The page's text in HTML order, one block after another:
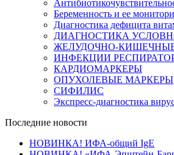
Беременность и ее
Диагностика дефицита
ДИАГНОСТИКА
ЖЕЛУДОЧНО-
ИНФЕКЦИИ
КАРДИОМАРКЕРЫ
ОПУХОЛЕВЫЕ МАРКЕРЫ
СИФИЛИС
Экспресс-диагностика
Последние новости
НОВИНКА! ИФА-общий IgE